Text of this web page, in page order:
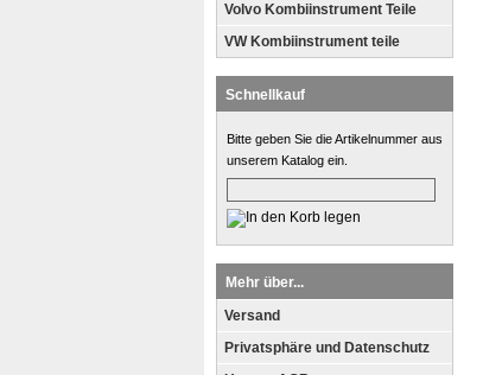
Volvo Kombiinstrument Teile
VW Kombiinstrument teile
Schnellkauf
Bitte geben Sie die Artikelnummer aus
unserem Katalog ein.
Mehr über...
Versand
Privatsphäre und Datenschutz